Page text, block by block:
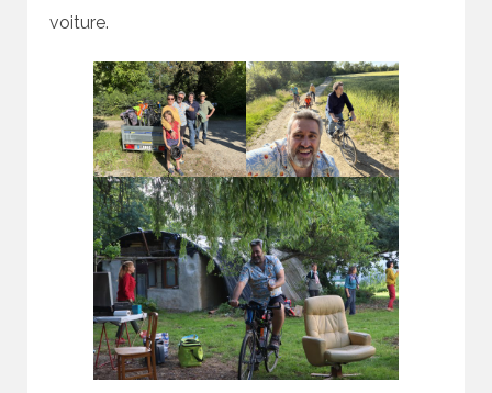
voiture.